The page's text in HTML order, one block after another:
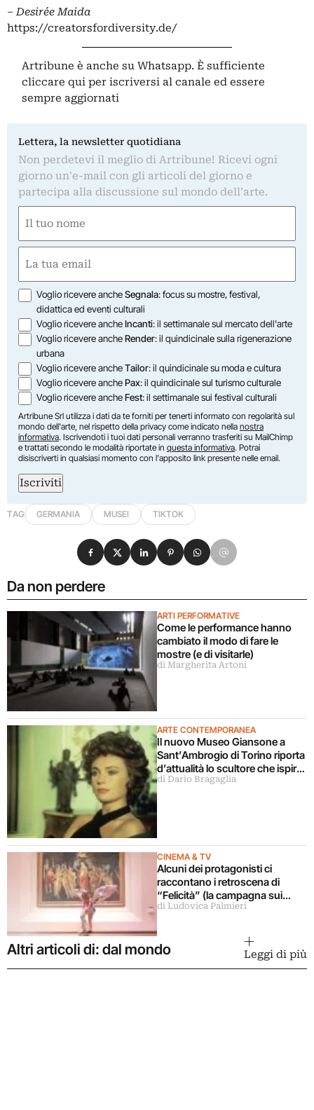
– Desirée Maida
https://creatorsfordiversity.de/
Artribune è anche su Whatsapp. È sufficiente
cliccare qui per iscriversi al canale ed essere
sempre aggiornati
Lettera, la newsletter quotidiana
Non perdetevi il meglio di Artribune! Ricevi ogni
giorno un'e-mail con gli articoli del giorno e
partecipa alla discussione sul mondo dell'arte.
(Required)
First
(Required)
Opzioni
Voglio ricevere ancheSegnala: focus su mostre, festival,
didattica ed eventi culturali
Voglio ricevere ancheIncanti: il settimanale sul mercato dell'arte
Voglio ricevere ancheRender: il quindicinale sulla rigenerazione
urbana
Voglio ricevere ancheTailor: il quindicinale su moda e cultura
Voglio ricevere anchePax: il quindicinale sul turismo culturale
Voglio ricevere ancheFest: il settimanale sui festival culturali
Artribune Srl utilizza i dati da te forniti per tenerti informato con regolarità sul
mondo dell'arte, nel rispetto della privacy come indicato nella nostra
informativa. Iscrivendoti i tuoi dati personali verranno trasferiti su MailChimp
e trattati secondo le modalità riportate in questa informativa. Potrai
disiscriverti in qualsiasi momento con l'apposito link presente nelle email.
Iscriviti
TAG GERMANIA MUSEI TIKTOK
Da non perdere
ARTI PERFORMATIVE
Come le performance hanno
cambiato il modo di fare le
mostre (e di visitarle)
di Margherita Artoni
ARTE CONTEMPORANEA
Il nuovo Museo Giansone a
Sant’Ambrogio di Torino riporta
d’attualità lo scultore che ispirò
il libro La donna della domenica
di Dario Bragaglia
CINEMA & TV
Alcuni dei protagonisti ci
raccontano i retroscena di
“Felicità” (la campagna sui
musei statali)
di Ludovica Palmieri
Condividi su Facebook
Condividi su X
Condividi su LinkedIn
Condividi su Pinterest
Condividi su WhatsApp
Condividi su Email
Altri articoli di: dal mondo Leggi di più